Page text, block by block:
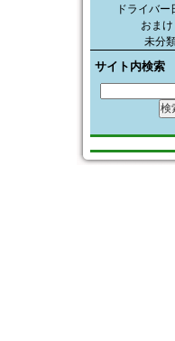
ドライバー
おまけ
未分
サイト内検索